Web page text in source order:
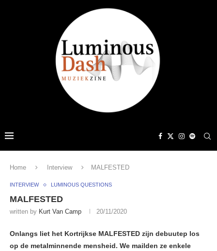
Home Interview MALFESTED
INTERVIEW LUMINOUS QUESTIONS
MALFESTED
written by Kurt Van Camp 20/11/2020
Onlangs liet het Kortrijkse MALFESTED zijn debuutep los
op de metalminnende mensheid. We mailden ze enkele